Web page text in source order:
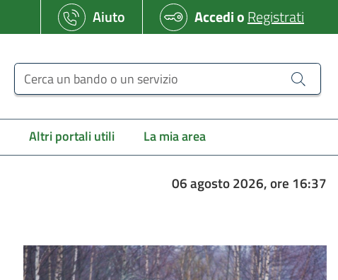
Aiuto AccedioRegistrati
Cerca un bando o un servizio
Altri portali utili La mia area
06 agosto 2026, ore 16:37